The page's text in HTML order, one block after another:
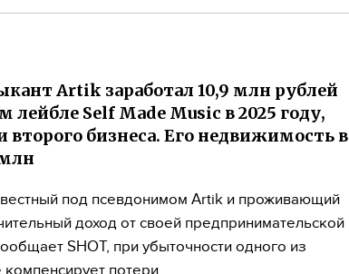
Artik заработал 10,9 млн рублей
Self Made Music в 2025 году,
бизнеса. Его недвижимость в
под псевдонимом Artik и проживающий
доход от своей предпринимательской
SHOT, при убыточности одного из
потери.